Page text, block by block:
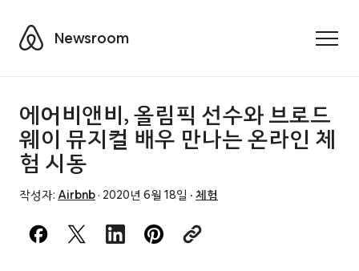
AirbnbNewsroom
에어비앤비, 올림픽 선수와 브로드
웨이 뮤지컬 배우 만나는 온라인 체
험 시동
작성자: Airbnb · 2020년 6월 18일 · 체험